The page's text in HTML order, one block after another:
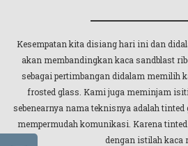
Kesempatan kita disiang hari ini dan
akan membandingkan kaca sandblast
sebagai pertimbangan didalam memilih
frosted glass. Kami juga meminjam
sebenearnya nama teknisnya adalah
mempermudah komunikasi. Karena
dengan istilah kaca